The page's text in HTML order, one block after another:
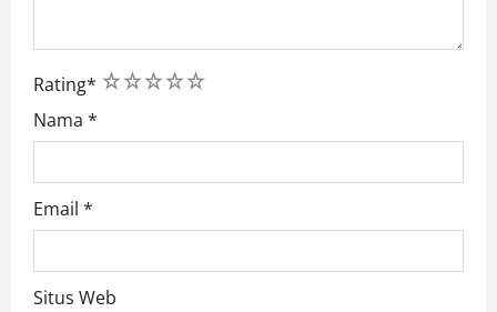
Rating* 5
4
3
2
1
Nama *
Email *
Situs Web